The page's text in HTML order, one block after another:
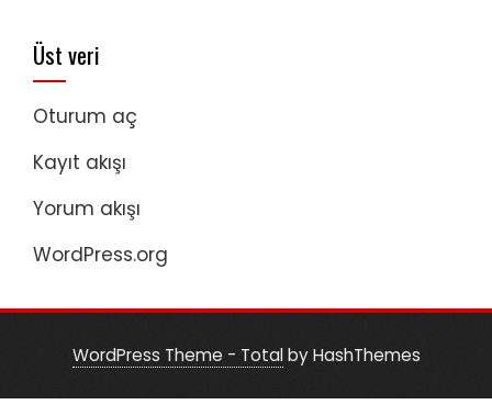
Üst veri
Oturum aç
Kayıt akışı
Yorum akışı
WordPress.org
WordPress Theme - Totalby HashThemes